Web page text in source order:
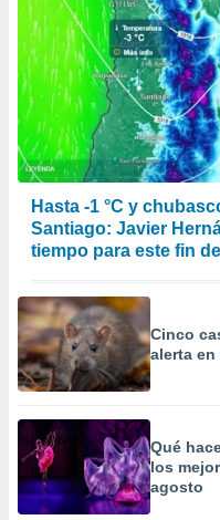
Hasta -1 °C y
Santiago: Javier
tiempo para este fin
Cinco
alerta
Qué
los
agosto